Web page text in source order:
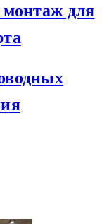
монтаж для